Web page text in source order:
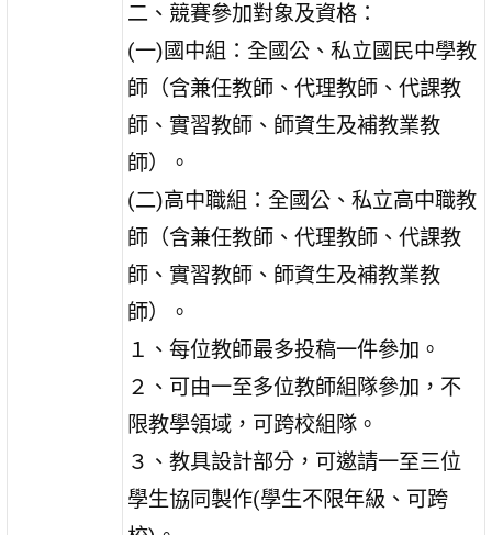
二、競賽參加對象及資格：
(一)國中組：全國公、私立國民中學教
師（含兼任教師、代理教師、代課教
師、實習教師、師資生及補教業教
師）。
(二)高中職組：全國公、私立高中職教
師（含兼任教師、代理教師、代課教
師、實習教師、師資生及補教業教
師）。
１、每位教師最多投稿一件參加。
２、可由一至多位教師組隊參加，不
限教學領域，可跨校組隊。
３、教具設計部分，可邀請一至三位
學生協同製作(學生不限年級、可跨